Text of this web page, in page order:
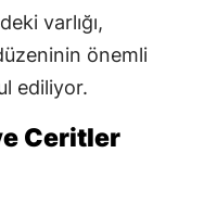
varlığı,
önemli
ediliyor.
Ceritler